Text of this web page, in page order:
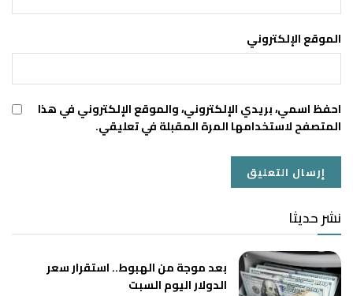
الموقع الإلكتروني
احفظ اسمي، بريدي الإلكتروني، والموقع الإلكتروني في هذا
المتصفح لاستخدامها المرة المقبلة في تعليقي.
نشر حديثا
بعد موجة من الهبوط.. استقرار سعر
الدولار اليوم السبت